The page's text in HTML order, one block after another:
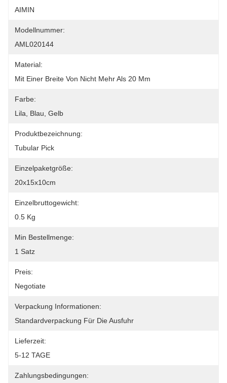
AIMIN
Modellnummer:
AML020144
Material:
Mit Einer Breite Von Nicht Mehr Als 20 Mm
Farbe:
Lila, Blau, Gelb
Produktbezeichnung:
Tubular Pick
Einzelpaketgröße:
20x15x10cm
Einzelbruttogewicht:
0.5 Kg
Min Bestellmenge:
1 Satz
Preis:
Negotiate
Verpackung Informationen:
Standardverpackung Für Die Ausfuhr
Lieferzeit:
5-12 TAGE
Zahlungsbedingungen: